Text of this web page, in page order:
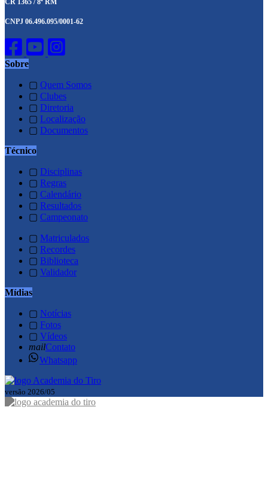
CR 1365 / 8ª RM
CNPJ 06.496.095/0001-62
Sobre
▢ Quem Somos
▢ Clubes
▢ Diretoria
▢ Localização
▢ Documentos
Técnico
▢ Disciplinas
▢ Regras
▢ Calendário
▢ Resultados
▢ Campeonato
▢ Matriculados
▢ Recordes
▢ Biblioteca
▢ Validador
Mídias
▢ Notícias
▢ Fotos
▢ Vídeos
mailContato
Whatsapp
versão 2026/05